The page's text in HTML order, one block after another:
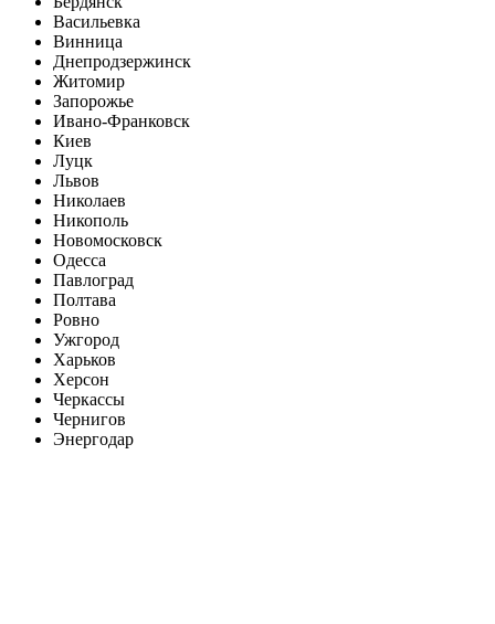
Васильевка
Винница
Днепродзержинск
Житомир
Запорожье
Ивано-Франковск
Киев
Луцк
Львов
Николаев
Никополь
Новомосковск
Одесса
Павлоград
Полтава
Ровно
Ужгород
Харьков
Херсон
Черкассы
Чернигов
Энергодар